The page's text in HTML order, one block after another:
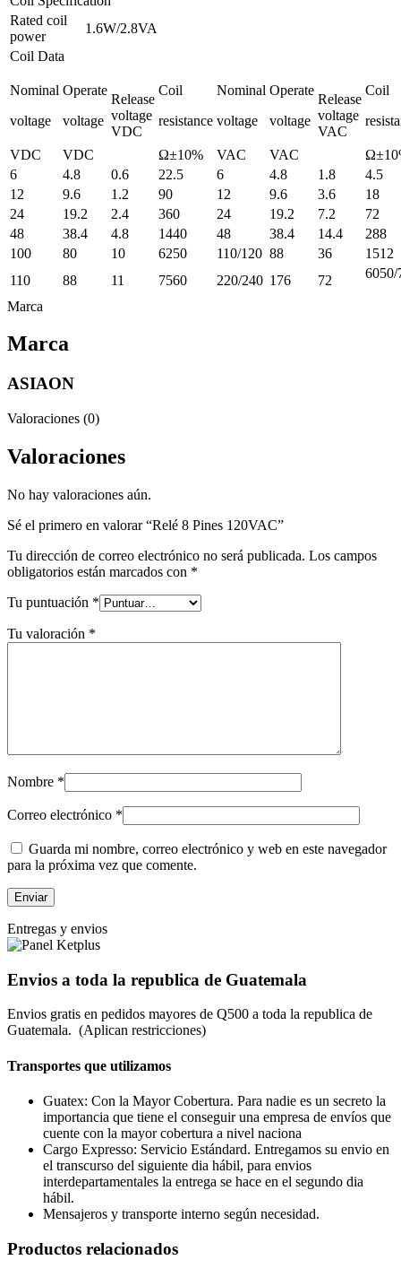
Rated coil
power
1.6W/2.8VA
Coil Data
Nominal
voltage
Operate
voltage
Release
voltage
VDC
Coil
resistance
Nominal
voltage
Operate
voltage
Release
voltage
VAC
Coil
VDC VDC Ω±10% VAC VAC
6
4.8 0.6 22.5 6 4.8 1.8
4.5
12
9.6 1.2 90 12 9.6 3.6
18
24
19.2 2.4 360 24 19.2 7.2
72
48
38.4 4.8 1440 48 38.4 14.4
288
100
80 10 6250 110/120 88 36
1512
110
88 11 7560 220/240 176 72 6050/
Marca
Marca
ASIAON
Valoraciones (0)
Valoraciones
No hay valoraciones aún.
Sé el primero en valorar “Relé 8 Pines 120VAC”
Tu dirección de correo electrónico no será publicada. Los campos
obligatorios están marcados con *
Tu puntuación *
Tu valoración *
Nombre *
Correo electrónico *
Guarda mi nombre, correo electrónico y web en este navegador
para la próxima vez que comente.
Entregas y envios
Envios a toda la republica de Guatemala
Envios gratis en pedidos mayores de Q500 a toda la republica de
Guatemala. (Aplican restricciones)
Transportes que utilizamos
Guatex: Con la Mayor Cobertura. Para nadie es un secreto la
importancia que tiene el conseguir una empresa de envíos que
cuente con la mayor cobertura a nivel naciona
Cargo Expresso: Servicio Estándard. Entregamos su envio en
el transcurso del siguiente dia hábil, para envios
interdepartamentales la entrega se hace en el segundo dia
hábil.
Mensajeros y transporte interno según necesidad.
Productos relacionados